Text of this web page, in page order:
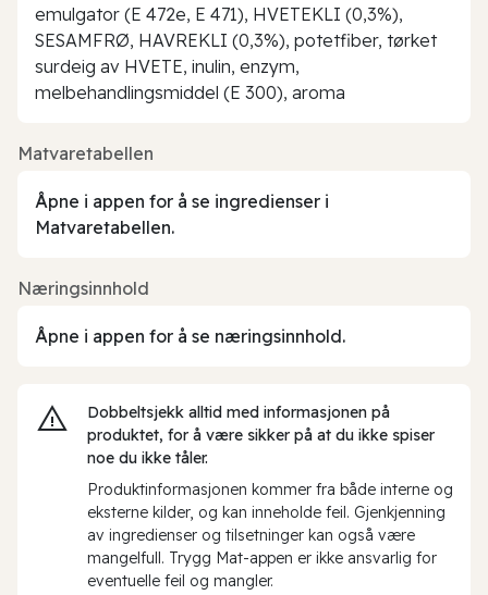
emulgator (E 472e, E 471), HVETEKLI (0,3%),
SESAMFRØ, HAVREKLI (0,3%), potetfiber, tørket
surdeig av HVETE, inulin, enzym,
melbehandlingsmiddel (E 300), aroma
Matvaretabellen
Åpne i appen for å se ingredienser i
Matvaretabellen.
Næringsinnhold
Åpne i appen for å se næringsinnhold.
Dobbeltsjekk alltid med informasjonen på
produktet, for å være sikker på at du ikke spiser
noe du ikke tåler.
Produktinformasjonen kommer fra både interne og
eksterne kilder, og kan inneholde feil. Gjenkjenning
av ingredienser og tilsetninger kan også være
mangelfull. Trygg Mat-appen er ikke ansvarlig for
eventuelle feil og mangler.